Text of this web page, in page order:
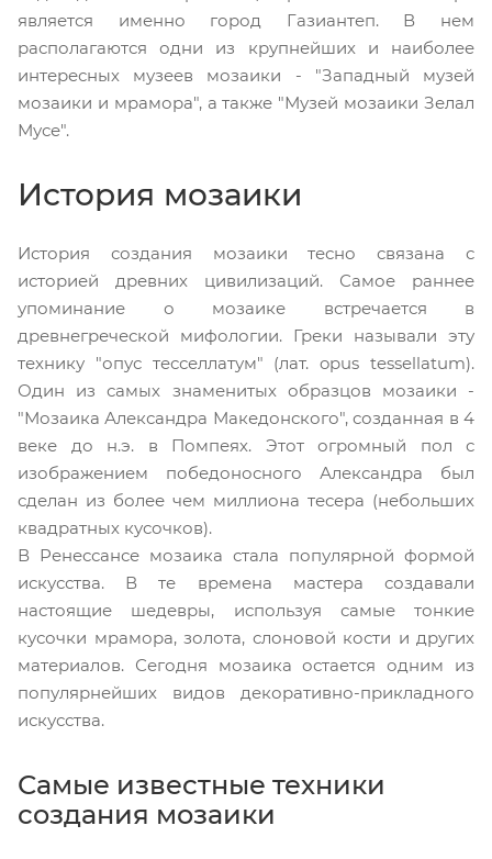
является именно город Газиантеп. В нем
располагаются одни из крупнейших и наиболее
интересных музеев мозаики - "Западный музей
мозаики и мрамора", а также "Музей мозаики Зелал
Мусе".
История мозаики
История создания мозаики тесно связана с
историей древних цивилизаций. Самое раннее
упоминание о мозаике встречается в
древнегреческой мифологии. Греки называли эту
технику "опус тесселлатум" (лат. opus tessellatum).
Один из самых знаменитых образцов мозаики -
"Мозаика Александра Македонского", созданная в 4
веке до н.э. в Помпеях. Этот огромный пол с
изображением победоносного Александра был
сделан из более чем миллиона тесера (небольших
квадратных кусочков).
В Ренессансе мозаика стала популярной формой
искусства. В те времена мастера создавали
настоящие шедевры, используя самые тонкие
кусочки мрамора, золота, слоновой кости и других
материалов. Сегодня мозаика остается одним из
популярнейших видов декоративно-прикладного
искусства.
Самые известные техники
создания мозаики